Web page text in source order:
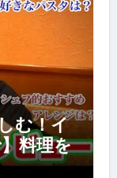
む！イ
料理を